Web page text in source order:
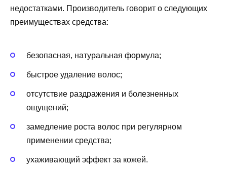
недостатками. Производитель говорит о следующих
преимуществах средства:
безопасная, натуральная формула;
быстрое удаление волос;
отсутствие раздражения и болезненных
ощущений;
замедление роста волос при регулярном
применении средства;
ухаживающий эффект за кожей.